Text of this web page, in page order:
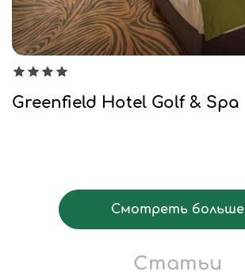
Greenfield Hotel Golf & Spa
Смотреть больше
Статьи